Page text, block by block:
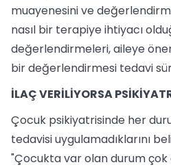
muayenesini ve
nasıl bir terapiye ihtiyacı
değerlendirmeleri, aileye
bir değerlendirmesi tedavi
İLAÇ VERİLİYORSA
Çocuk psikiyatrisinde her
tedavisi uygulamadıklarını
"Çocukta var olan durum